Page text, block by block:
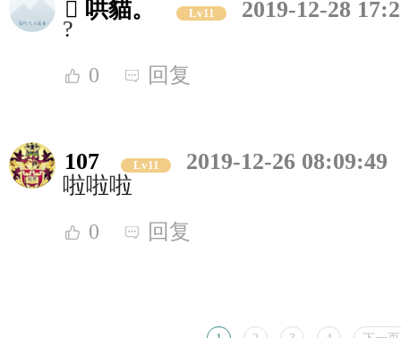
 哄貓。 Lv11 2019-12-28
?
0 回复
107 Lv11
2019-12-26 08:09:49
啦啦啦
0 回复